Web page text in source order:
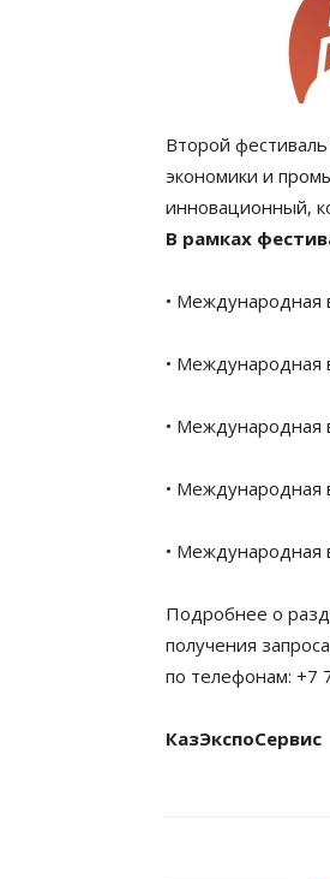
Второй фестиваль
экономики и
инновационный,
В рамках
• Международная
• Международная
• Международная
• Международная
• Международная
Подробнее о
получения
по телефонам: +7
КазЭкспоСервис